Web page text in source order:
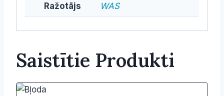
Ražotājs WAS
Saistītie Produkti